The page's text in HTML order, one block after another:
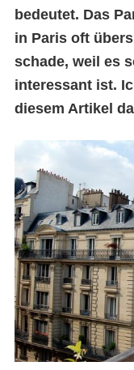
bedeutet. Das
in Paris oft
schade, weil es
interessant ist.
diesem Artikel